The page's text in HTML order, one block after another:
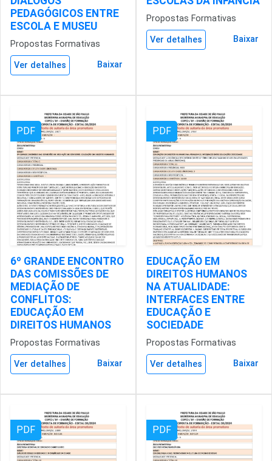
PEDAGÓGICOS ENTRE
ESCOLA E MUSEU
Propostas Formativas
Ver detalhes Baixar
Propostas Formativas
Ver detalhes Baixar
PDF
6º GRANDE ENCONTRO
DAS COMISSÕES DE
MEDIAÇÃO DE
CONFLITOS:
EDUCAÇÃO EM
DIREITOS HUMANOS
Propostas Formativas
Ver detalhes Baixar
PDF
EDUCAÇÃO EM
DIREITOS HUMANOS
NA ATUALIDADE:
INTERFACES ENTRE
EDUCAÇÃO E
SOCIEDADE
Propostas Formativas
Ver detalhes Baixar
PDF PDF